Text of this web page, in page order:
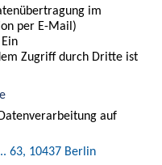
im
per E-Mail)
Zugriff durch Dritte ist
auf
63, 10437 Berlin